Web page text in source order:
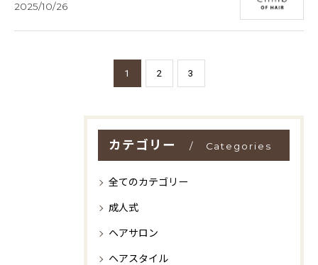
2025/10/26
1 2 3
カテゴリー Categories
全てのカテゴリー
成人式
ヘアサロン
ヘアスタイル